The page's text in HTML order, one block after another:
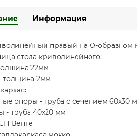
Информация
правый на О-образном
стола криволинейного:
22мм
толщина 2мм
опоры - труба с сечением 60х30
- труба 40х20 мм
Венге